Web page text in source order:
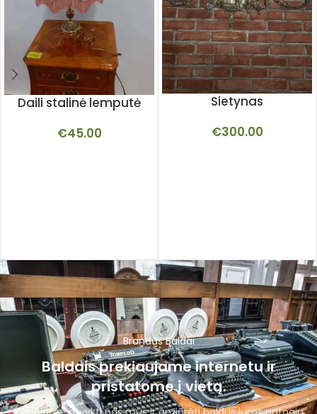
Daili stalinė lemputė
€45.00
Sietynas
€300.00
Brandūs Baldai
Baldais prekiaujame internetu ir
pristatome į vietą.